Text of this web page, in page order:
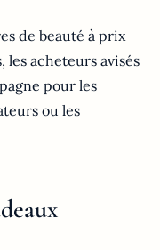
de beauté à prix
acheteurs avisés
pour les
ou les